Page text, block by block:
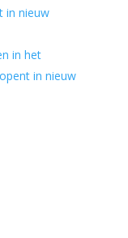
in nieuw
in het
in nieuw